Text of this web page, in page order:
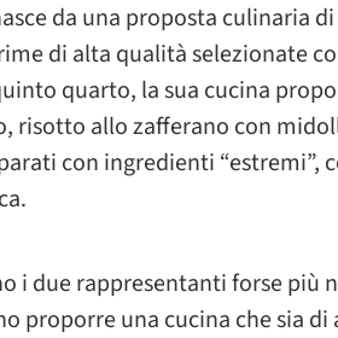
da una proposta culinaria
di alta qualità selezionate
quarto, la sua cucina
risotto allo zafferano con
con ingredienti “estremi”,
i due rappresentanti forse
proporre una cucina che sia